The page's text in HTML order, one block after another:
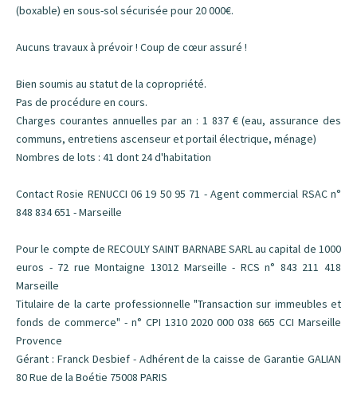
(boxable) en sous-sol sécurisée pour 20 000€.
Aucuns travaux à prévoir ! Coup de cœur assuré !
Bien soumis au statut de la copropriété.
Pas de procédure en cours.
Charges courantes annuelles par an : 1 837 € (eau, assurance des
communs, entretiens ascenseur et portail électrique, ménage)
Nombres de lots : 41 dont 24 d'habitation
Contact Rosie RENUCCI 06 19 50 95 71 - Agent commercial RSAC n°
848 834 651 - Marseille
Pour le compte de RECOULY SAINT BARNABE SARL au capital de 1000
euros - 72 rue Montaigne 13012 Marseille - RCS n° 843 211 418
Marseille
Titulaire de la carte professionnelle "Transaction sur immeubles et
fonds de commerce" - n° CPI 1310 2020 000 038 665 CCI Marseille
Provence
Gérant : Franck Desbief - Adhérent de la caisse de Garantie GALIAN
80 Rue de la Boétie 75008 PARIS